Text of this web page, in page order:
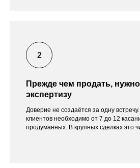
Прежде чем продать,
экспертизу
Доверие не создаётся за одну
клиентов необходимо от 7 до 12
продуманных. В крупных сделках это